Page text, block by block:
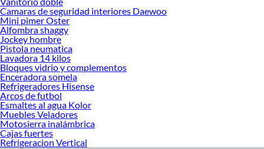
Camaras de seguridad interiores Daewoo
Mini pimer Oster
Alfombra shaggy
Jockey hombre
Pistola neumatica
Lavadora 14 kilos
Bloques vidrio y complementos
Enceradora somela
Refrigeradores Hisense
Arcos de futbol
Esmaltes al agua Kolor
Muebles Veladores
Motosierra inalámbrica
Cajas fuertes
Refrigeracion Vertical